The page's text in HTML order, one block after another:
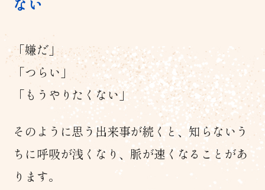
「嫌だ」
「つらい」
「もうやりたくない」
そのように思う出来事が続くと、知らないう
ちに呼吸が浅くなり、脈が速くなることがあ
ります。